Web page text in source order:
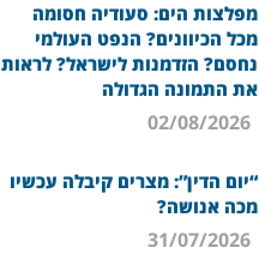
מפלצות הים: סעודיה חסומה
מכל הכיוונים? הנפט העולמי
נחסם? הזדמנות לישראל? לראות
את התמונה הגדולה
02/08/2026
“יום הדין”: מצרים קיבלה עכשיו
מכה אנושה?
31/07/2026